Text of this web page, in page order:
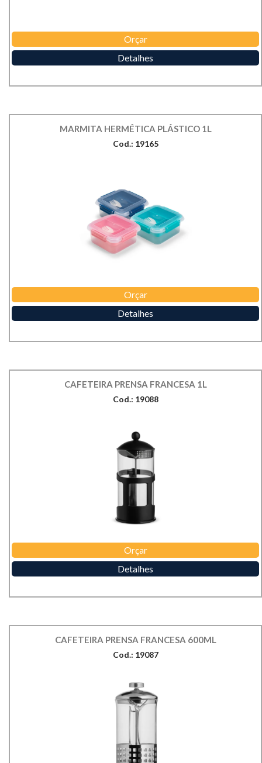
Orçar
Detalhes
MARMITA HERMÉTICA PLÁSTICO 1L
Cod.: 19165
Orçar
Detalhes
CAFETEIRA PRENSA FRANCESA 1L
Cod.: 19088
Orçar
Detalhes
CAFETEIRA PRENSA FRANCESA 600ML
Cod.: 19087